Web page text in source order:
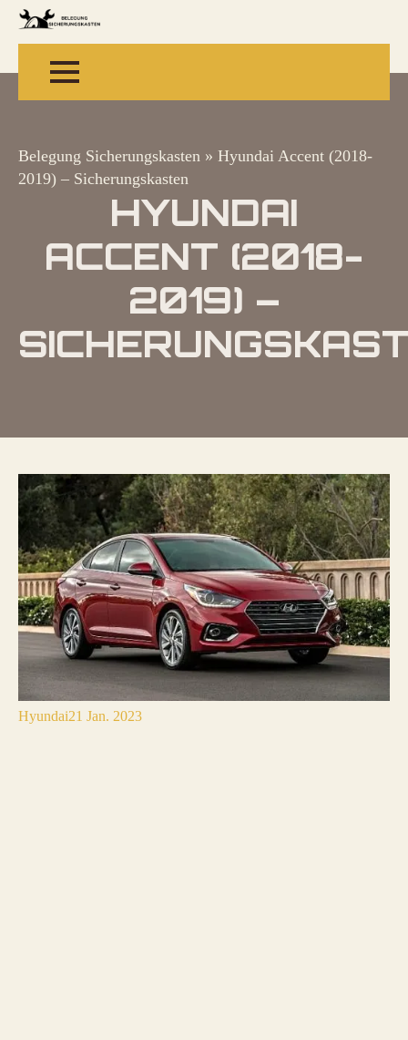
Belegung Sicherungskasten » Hyundai Accent (2018-
2019) – Sicherungskasten
HYUNDAI
ACCENT (2018-
2019) –
Hyundai21 Jan. 2023